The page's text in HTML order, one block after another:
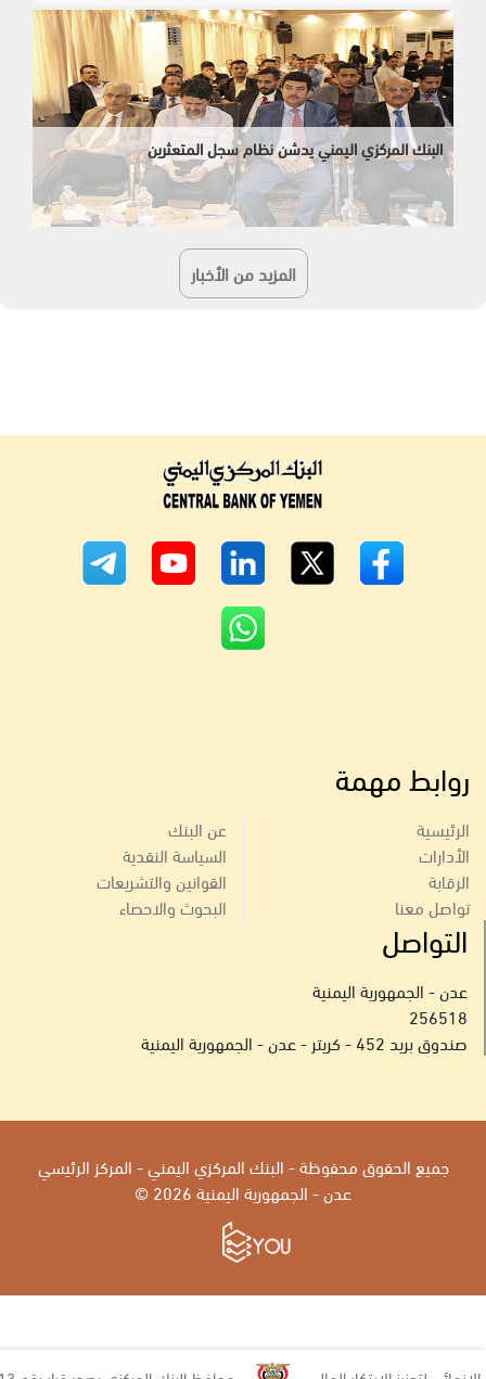
البنك المركزي اليمني يدشن نظام سجل المتعثرين
المزيد من الأخبار
روابط مهمة
الرئيسية
الأدارات
الرقابة
تواصل معنا
عن البنك
السياسة النقدية
القوانين والتشريعات
البحوث والاحصاء
التواصل
عدن - الجمهورية اليمنية
256518
صندوق بريد 452 - كريتر - عدن - الجمهورية اليمنية
جميع الحقوق محفوظة - البنك المركزي اليمني - المركز الرئيسي
عدن - الجمهورية اليمنية 2026 ©